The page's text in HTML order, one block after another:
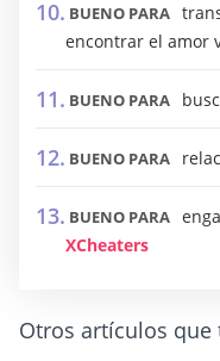
BUENO PARA
encontrar el amor
BUENO PARA
BUENO PARA
BUENO PARA
XCheaters
Otros artículos que